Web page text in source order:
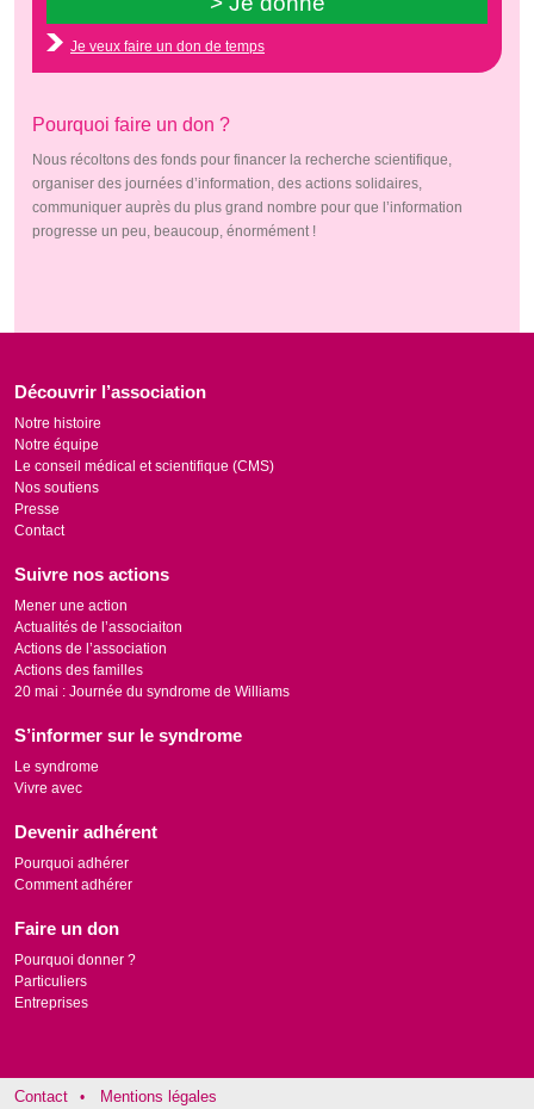
Je veux faire un don de temps
Pourquoi faire un don ?
Nous récoltons des fonds pour financer la recherche scientifique,
organiser des journées d’information, des actions solidaires,
communiquer auprès du plus grand nombre pour que l’information
progresse un peu, beaucoup, énormément !
Découvrir l’association
Notre histoire
Notre équipe
Le conseil médical et scientifique (CMS)
Nos soutiens
Presse
Contact
Suivre nos actions
Mener une action
Actualités de l’associaiton
Actions de l’association
Actions des familles
20 mai : Journée du syndrome de Williams
S’informer sur le syndrome
Le syndrome
Vivre avec
Devenir adhérent
Pourquoi adhérer
Comment adhérer
Faire un don
Pourquoi donner ?
Particuliers
Entreprises
Contact Mentions légales